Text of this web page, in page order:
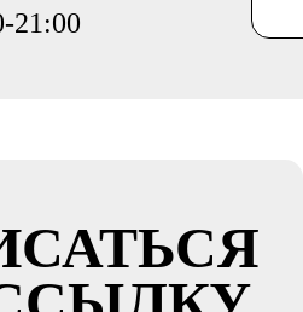
21:00